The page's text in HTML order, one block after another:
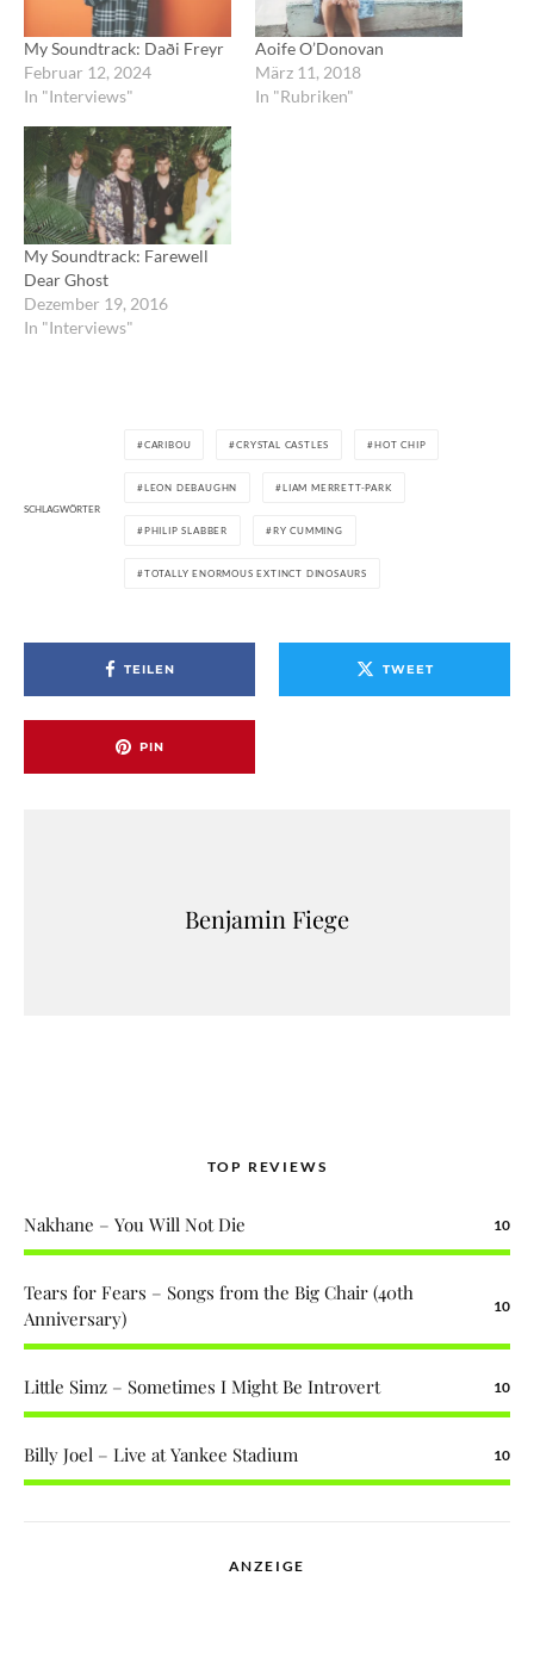
My Soundtrack: Daði Freyr
Februar 12, 2024
In "Interviews"
Aoife O’Donovan
März 11, 2018
In "Rubriken"
My Soundtrack: Farewell
Dear Ghost
Dezember 19, 2016
In "Interviews"
SCHLAGWÖRTER
CARIBOU CRYSTAL CASTLES HOT CHIP
LEON DEBAUGHN LIAM MERRETT-PARK
PHILIP SLABBER RY CUMMING
TOTALLY ENORMOUS EXTINCT DINOSAURS
TEILEN TWEET
PIN
Benjamin Fiege
TOP REVIEWS
Nakhane – You Will Not Die 10
Tears for Fears – Songs from the Big Chair (40th
Anniversary)
10
Little Simz – Sometimes I Might Be Introvert 10
Billy Joel – Live at Yankee Stadium 10
ANZEIGE